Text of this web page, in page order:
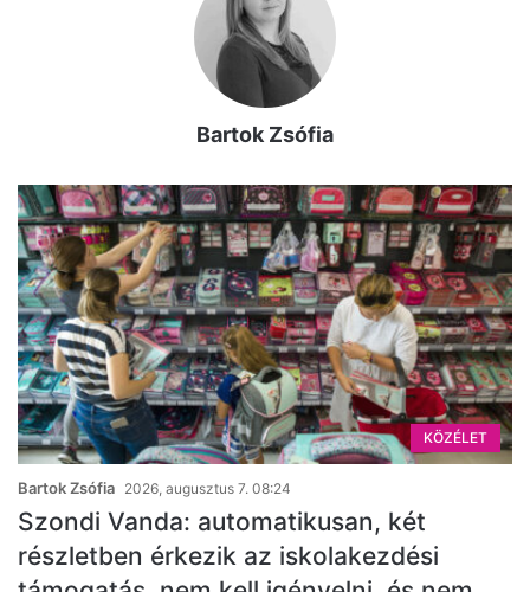
Bartok Zsófia
KÖZÉLET
Bartok Zsófia 2026, augusztus 7. 08:24
Szondi Vanda: automatikusan, két
részletben érkezik az iskolakezdési